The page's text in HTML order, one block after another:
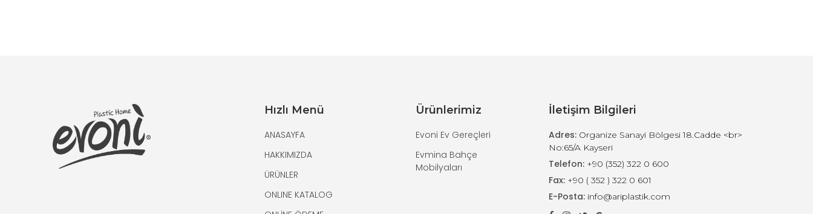
Hızlı Menü
ANASAYFA
HAKKIMIZDA
ÜRÜNLER
ONLINE KATALOG
Ürünlerimiz
Evoni Ev Gereçleri
Evmina Bahçe
Mobilyaları
İletişim Bilgileri
Adres: Organize Sanayi Bölgesi 18.Cadde <br>
No:65/A Kayseri
Telefon: +90 (352) 322 0 600
Fax: +90 ( 352 ) 322 0 601
E-Posta: info@ariplastik.com